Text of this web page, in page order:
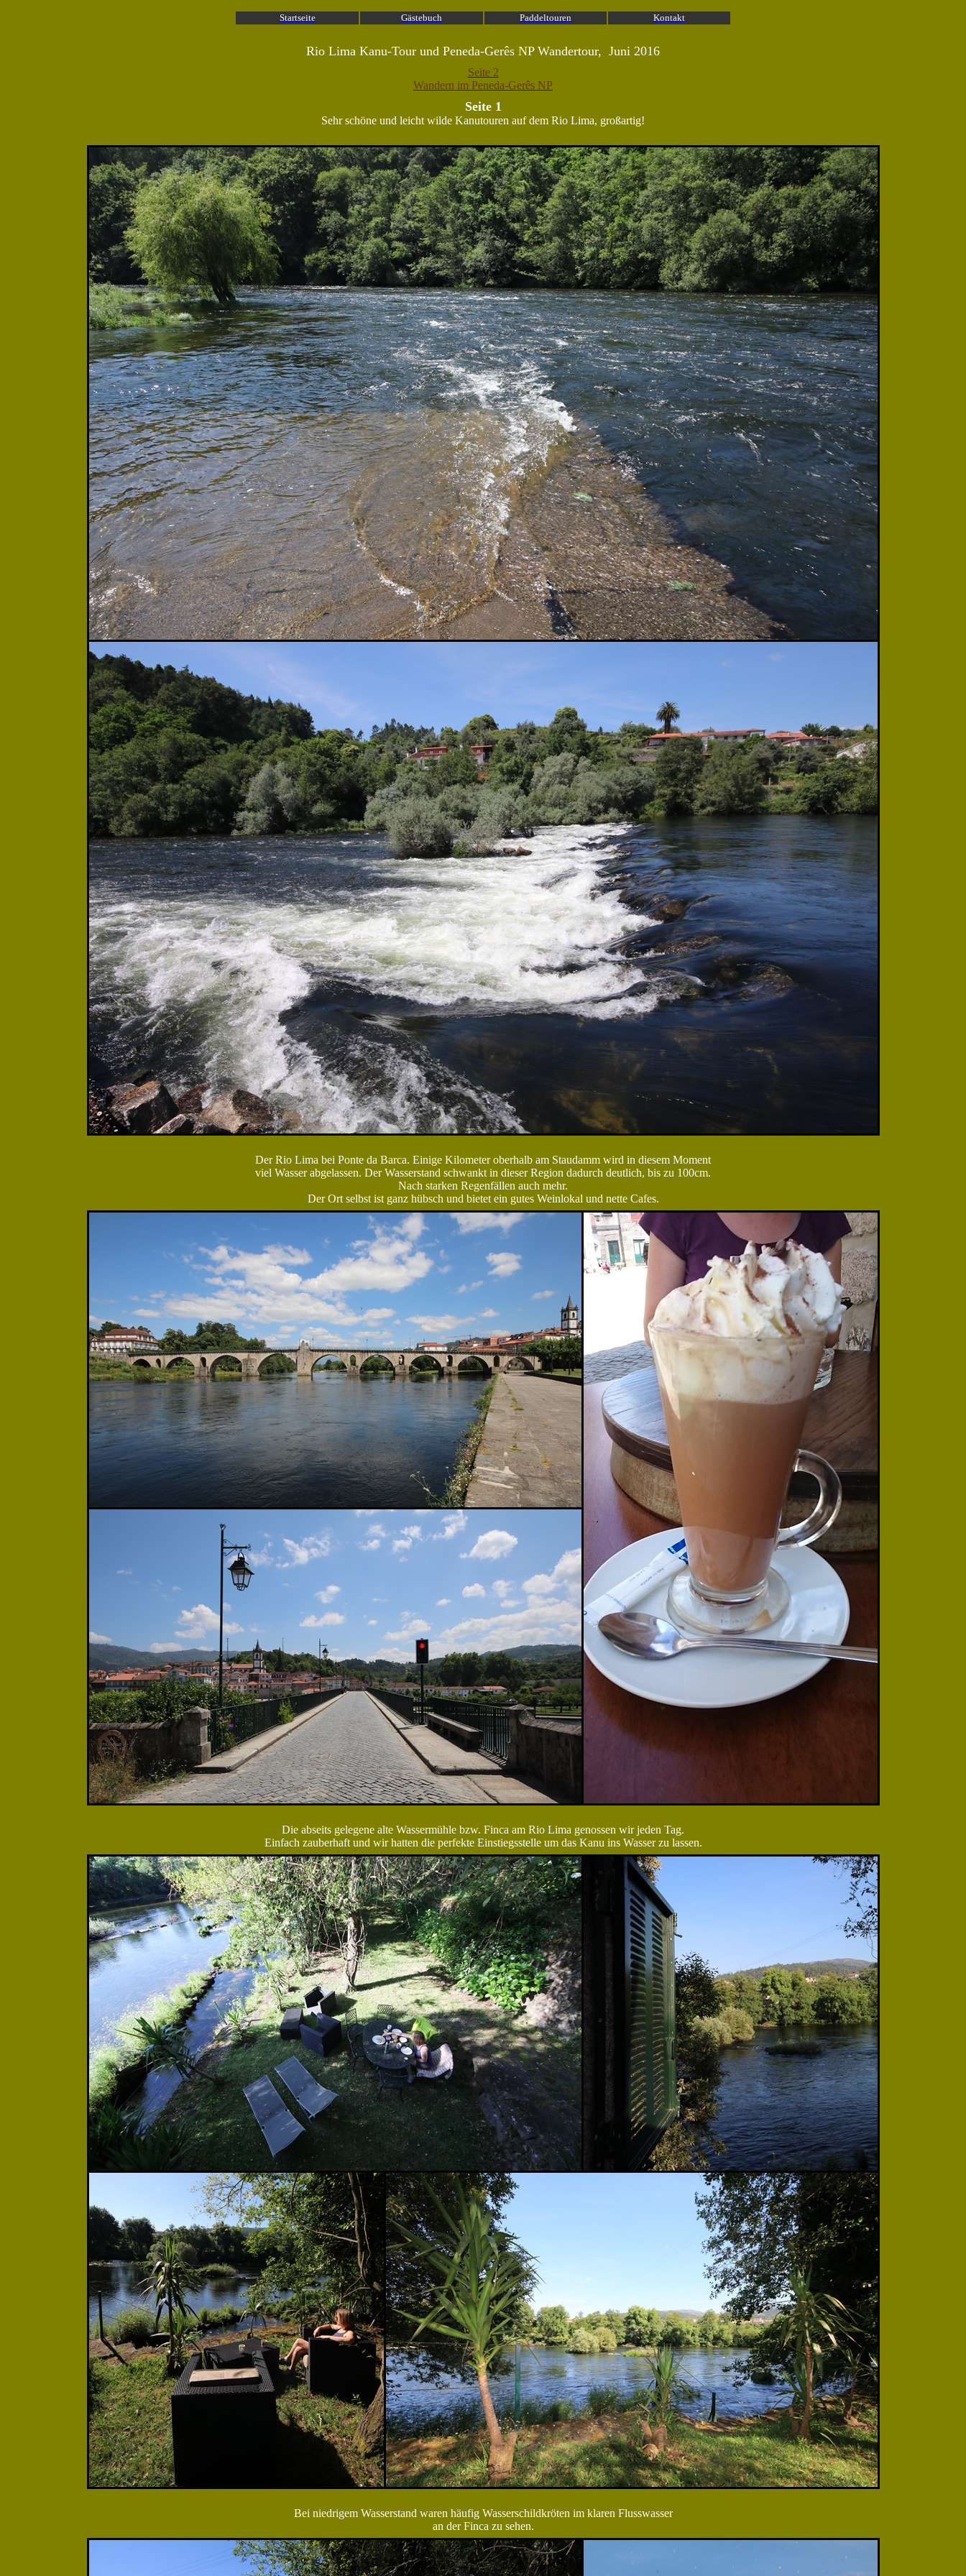
Startseite Gästebuch Paddeltouren Kontakt
Rio Lima Kanu-Tour und Peneda-Gerês NP Wandertour, Juni 2016
Seite 2
Wandern im Peneda-Gerês NP
Seite 1
Sehr schöne und leicht wilde Kanutouren auf dem Rio Lima, großartig!
Der Rio Lima bei Ponte da Barca. Einige Kilometer oberhalb am Staudamm wird in diesem Moment
viel Wasser abgelassen. Der Wasserstand schwankt in dieser Region dadurch deutlich, bis zu 100cm.
Nach starken Regenfällen auch mehr.
Der Ort selbst ist ganz hübsch und bietet ein gutes Weinlokal und nette Cafes.
Die abseits gelegene alte Wassermühle bzw. Finca am Rio Lima genossen wir jeden Tag.
Einfach zauberhaft und wir hatten die perfekte Einstiegsstelle um das Kanu ins Wasser zu lassen.
Bei niedrigem Wasserstand waren häufig Wasserschildkröten im klaren Flusswasser
an der Finca zu sehen.